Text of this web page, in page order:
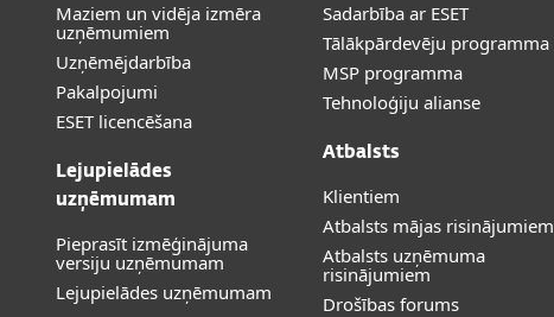
Maziem un vidēja izmēra
uzņēmumiem
Uzņēmējdarbība
Pakalpojumi
ESET licencēšana
Lejupielādes
uzņēmumam
Pieprasīt izmēģinājuma
versiju uzņēmumam
Lejupielādes uzņēmumam
Sadarbība ar ESET
Tālākpārdevēju programma
MSP programma
Tehnoloģiju alianse
Atbalsts
Klientiem
Atbalsts mājas risinājumiem
Atbalsts uzņēmuma
risinājumiem
Drošības forums